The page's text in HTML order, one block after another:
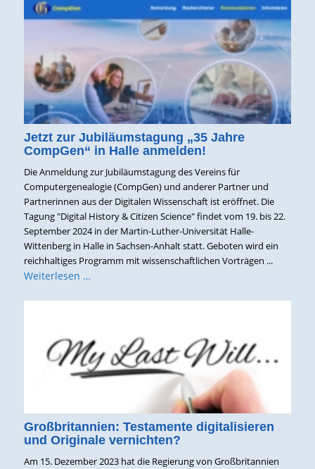
Jetzt zur Jubiläumstagung „35 Jahre
CompGen“ in Halle anmelden!
Die Anmeldung zur Jubiläumstagung des Vereins für
Computergenealogie (CompGen) und anderer Partner und
Partnerinnen aus der Digitalen Wissenschaft ist eröffnet. Die
Tagung "Digital History & Citizen Science" findet vom 19. bis 22.
September 2024 in der Martin-Luther-Universität Halle-
Wittenberg in Halle in Sachsen-Anhalt statt. Geboten wird ein
reichhaltiges Programm mit wissenschaftlichen Vorträgen ...
Weiterlesen …
Großbritannien: Testamente digitalisieren
und Originale vernichten?
Am 15. Dezember 2023 hat die Regierung von Großbritannien